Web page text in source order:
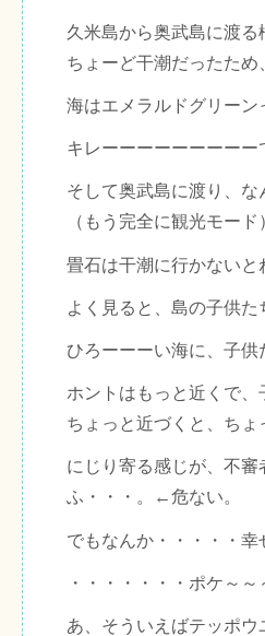
久米島から奥武島に渡る
ちょーど干潮だったた
海はエメラルドグリーン
キレーーーーーーーーー
そして奥武島に渡り、な
（もう完全に観光モード
畳石は干潮に行かないと
よく見ると、島の子供
ひろーーーい海に、子供
ホントはもっと近くで
ちょっと近づくと、ち
にじり寄る感じが、不
ふ・・・。←危ない。
でもなんか・・・・・幸
・・・・・・・ポケ～～
あ、そういえばテッポウ